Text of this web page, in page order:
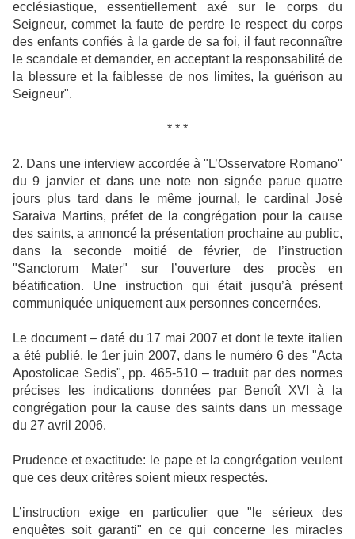
ecclésiastique, essentiellement axé sur le corps du
Seigneur, commet la faute de perdre le respect du corps
des enfants confiés à la garde de sa foi, il faut reconnaître
le scandale et demander, en acceptant la responsabilité de
la blessure et la faiblesse de nos limites, la guérison au
Seigneur".
* * *
2. Dans une interview accordée à "L’Osservatore Romano"
du 9 janvier et dans une note non signée parue quatre
jours plus tard dans le même journal, le cardinal José
Saraiva Martins, préfet de la congrégation pour la cause
des saints, a annoncé la présentation prochaine au public,
dans la seconde moitié de février, de l’instruction
"Sanctorum Mater" sur l’ouverture des procès en
béatification. Une instruction qui était jusqu’à présent
communiquée uniquement aux personnes concernées.
Le document – daté du 17 mai 2007 et dont le texte italien
a été publié, le 1er juin 2007, dans le numéro 6 des "Acta
Apostolicae Sedis", pp. 465-510 – traduit par des normes
précises les indications données par Benoît XVI à la
congrégation pour la cause des saints dans un message
du 27 avril 2006.
Prudence et exactitude: le pape et la congrégation veulent
que ces deux critères soient mieux respectés.
L’instruction exige en particulier que "le sérieux des
enquêtes soit garanti" en ce qui concerne les miracles